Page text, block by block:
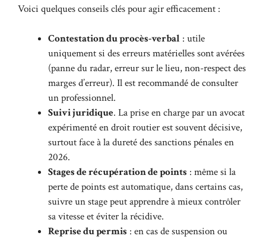
Voici quelques conseils clés pour agir efficacement :
Contestation du procès-verbal : utile
uniquement si des erreurs matérielles sont avérées
(panne du radar, erreur sur le lieu, non-respect des
marges d’erreur). Il est recommandé de consulter
un professionnel.
Suivi juridique. La prise en charge par un avocat
expérimenté en droit routier est souvent décisive,
surtout face à la dureté des sanctions pénales en
2026.
Stages de récupération de points : même si la
perte de points est automatique, dans certains cas,
suivre un stage peut apprendre à mieux contrôler
sa vitesse et éviter la récidive.
Reprise du permis : en cas de suspension ou